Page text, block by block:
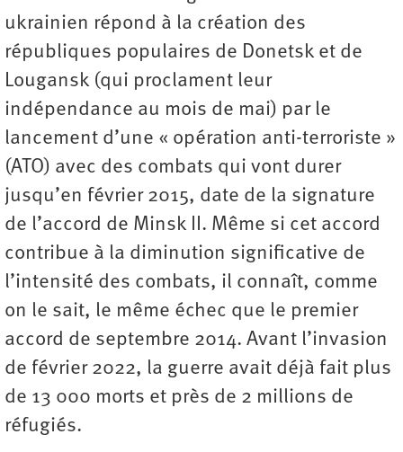
ukrainien répond à la création des
républiques populaires de Donetsk et de
Lougansk (qui proclament leur
indépendance au mois de mai) par le
lancement d’une « opération anti-terroriste »
(ATO) avec des combats qui vont durer
jusqu’en février 2015, date de la signature
de l’accord de Minsk II. Même si cet accord
contribue à la diminution significative de
l’intensité des combats, il connaît, comme
on le sait, le même échec que le premier
accord de septembre 2014. Avant l’invasion
de février 2022, la guerre avait déjà fait plus
de 13 000 morts et près de 2 millions de
réfugiés.